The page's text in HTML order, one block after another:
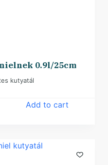
0.9l/25cm
kutyatál
Add to cart